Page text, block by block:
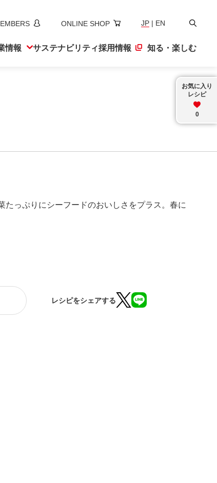
ONLINE SHOP JP | EN
検
情報 サステナビリティ採用情報 知る・楽しむ
お気に入り
レシピ
0
たっぷりにシーフードのおいしさをプラス。春に
レシピをシェアする